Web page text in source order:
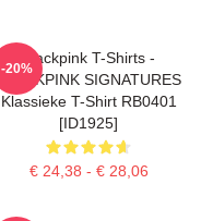
Blackpink T-Shirts -
BLACKPINK SIGNATURES
Klassieke T-Shirt RB0401
[ID1925]
€ 24,38 - € 28,06
-20%